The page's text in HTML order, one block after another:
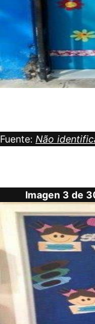
Fuente: Não
Imagen 3 de